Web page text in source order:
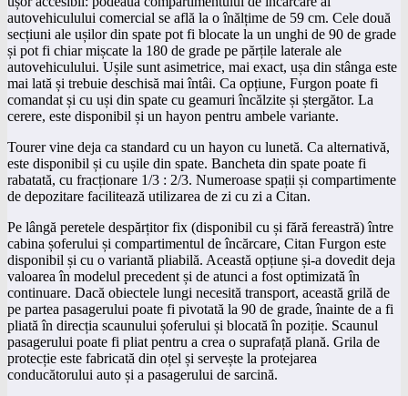
autovehiculului comercial se află la o înălțime de 59 cm. Cele două
secțiuni ale ușilor din spate pot fi blocate la un unghi de 90 de grade
și pot fi chiar mișcate la 180 de grade pe părțile laterale ale
autovehiculului. Ușile sunt asimetrice, mai exact, ușa din stânga este
mai lată și trebuie deschisă mai întâi. Ca opțiune, Furgon poate fi
comandat și cu uși din spate cu geamuri încălzite și ștergător. La
cerere, este disponibil și un hayon pentru ambele variante.
Tourer vine deja ca standard cu un hayon cu lunetă. Ca alternativă,
este disponibil și cu ușile din spate. Bancheta din spate poate fi
rabatată, cu fracționare 1/3 : 2/3. Numeroase spații și compartimente
de depozitare facilitează utilizarea de zi cu zi a Citan.
Pe lângă peretele despărțitor fix (disponibil cu și fără fereastră) între
cabina șoferului și compartimentul de încărcare, Citan Furgon este
disponibil și cu o variantă pliabilă. Această opțiune și-a dovedit deja
valoarea în modelul precedent și de atunci a fost optimizată în
continuare. Dacă obiectele lungi necesită transport, această grilă de
pe partea pasagerului poate fi pivotată la 90 de grade, înainte de a fi
pliată în direcția scaunului șoferului și blocată în poziție. Scaunul
pasagerului poate fi pliat pentru a crea o suprafață plană. Grila de
protecție este fabricată din oțel și servește la protejarea
conducătorului auto și a pasagerului de sarcină.